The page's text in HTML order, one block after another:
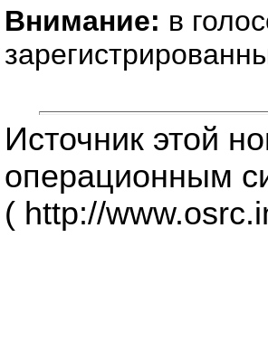
Внимание: в
Источник этой
операционным
( http://